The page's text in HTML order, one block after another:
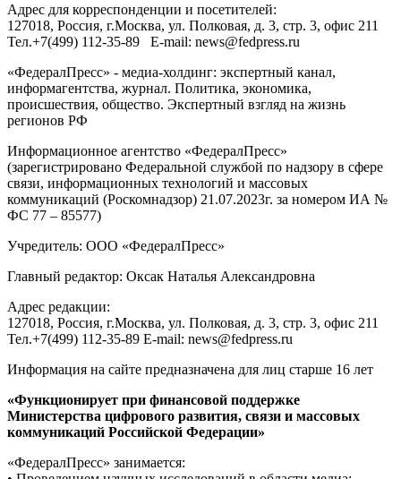
Адрес для корреспонденции и посетителей:
127018, Россия, г.Москва, ул. Полковая, д. 3, стр. 3, офис 211
Тел.+7(499) 112-35-89 E-mail: news@fedpress.ru
«ФедералПресс» - медиа-холдинг: экспертный канал,
информагентства, журнал. Политика, экономика,
происшествия, общество. Экспертный взгляд на жизнь
регионов РФ
Информационное агентство «ФедералПресс»
(зарегистрировано Федеральной службой по надзору в сфере
связи, информационных технологий и массовых
коммуникаций (Роскомнадзор) 21.07.2023г. за номером ИА №
ФС 77 – 85577)
Учредитель: ООО «ФедералПресс»
Главный редактор: Оксак Наталья Александровна
Адрес редакции:
127018, Россия, г.Москва, ул. Полковая, д. 3, стр. 3, офис 211
Тел.+7(499) 112-35-89 E-mail: news@fedpress.ru
Информация на сайте предназначена для лиц старше 16 лет
«Функционирует при финансовой поддержке
Министерства цифрового развития, связи и массовых
коммуникаций Российской Федерации»
«ФедералПресс» занимается: